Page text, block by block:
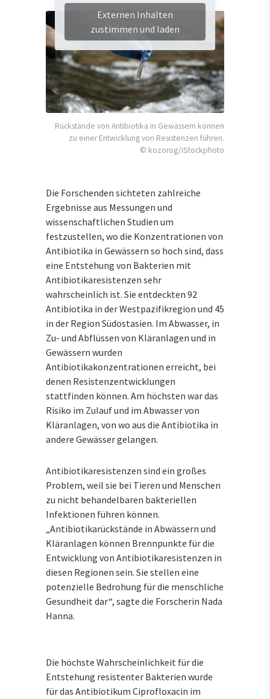
Externen Inhalten
zustimmen und laden
Rückstände von Antibiotika in Gewässern können
zu einer Entwicklung von Resistenzen führen.
© kozorog/iStockphoto
Die Forschenden sichteten zahlreiche
Ergebnisse aus Messungen und
wissenschaftlichen Studien um
festzustellen, wo die Konzentrationen von
Antibiotika in Gewässern so hoch sind, dass
eine Entstehung von Bakterien mit
Antibiotikaresistenzen sehr
wahrscheinlich ist. Sie entdeckten 92
Antibiotika in der Westpazifikregion und 45
in der Region Südostasien. Im Abwasser, in
Zu- und Abflüssen von Kläranlagen und in
Gewässern wurden
Antibiotikakonzentrationen erreicht, bei
denen Resistenzentwicklungen
stattfinden können. Am höchsten war das
Risiko im Zulauf und im Abwasser von
Kläranlagen, von wo aus die Antibiotika in
andere Gewässer gelangen.
Antibiotikaresistenzen sind ein großes
Problem, weil sie bei Tieren und Menschen
zu nicht behandelbaren bakteriellen
Infektionen führen können.
„Antibiotikarückstände in Abwässern und
Kläranlagen können Brennpunkte für die
Entwicklung von Antibiotikaresistenzen in
diesen Regionen sein. Sie stellen eine
potenzielle Bedrohung für die menschliche
Gesundheit dar“, sagte die Forscherin Nada
Hanna.
Die höchste Wahrscheinlichkeit für die
Entstehung resistenter Bakterien wurde
für das Antibiotikum Ciprofloxacin im